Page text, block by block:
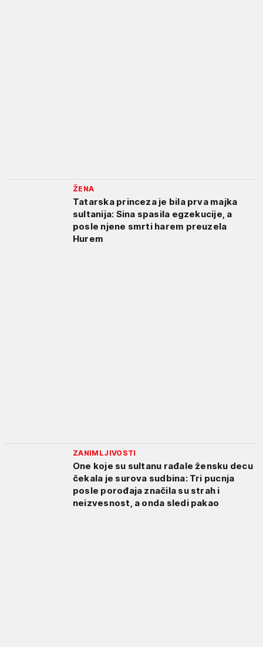
ŽENA
Tatarska princeza je bila prva majka
sultanija: Sina spasila egzekucije, a
posle njene smrti harem preuzela
Hurem
ZANIMLJIVOSTI
One koje su sultanu rađale žensku decu
čekala je surova sudbina: Tri pucnja
posle porođaja značila su strah i
neizvesnost, a onda sledi pakao